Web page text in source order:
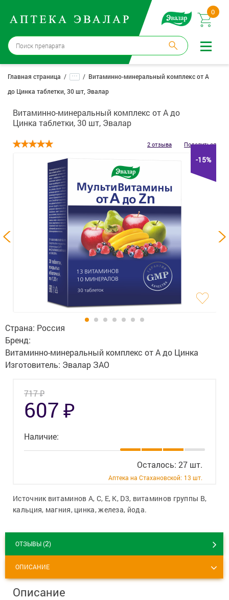
0
Москва→
12 аптек
Войти |
Регистрация
Доставка и оплата
Способ получения:
,изменить
Косметика
Гигиена
Изделия медицинского назначения
Планирование семьи
Медтехника
Оптика
Ортопедия
Мама и малыш
Уход за больными
Витамины и БАД
Скидки и акции
Вакансии
Главная страница ...
Витаминно-минеральный комплекс от А
до Цинка таблетки, 30 шт, Эвалар
Витаминно-минеральный комплекс от А до
Цинка таблетки, 30 шт, Эвалар
2 отзыва Поделиться
-15%
Страна: Россия
Бренд:
Витаминно-минеральный комплекс от А до Цинка
Изготовитель: Эвалар ЗАО
717₽
607₽
Наличие:
Осталось: 27 шт.
Аптека на Стахановской: 13 шт.
Источник витаминов А, С, Е, К, D3, витаминов группы В,
кальция, магния, цинка, железа, йода.
ОТЗЫВЫ (2)
ОПИСАНИЕ
Описание